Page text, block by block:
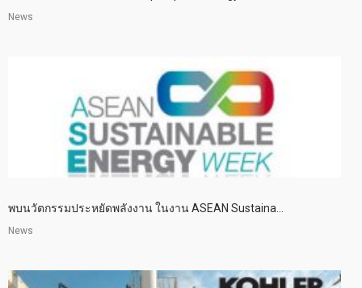
News
พบนวัตกรรมประหยัดพลังงาน ในงาน ASEAN Sustaina...
News